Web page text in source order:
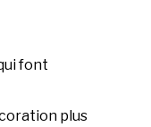
font
plus